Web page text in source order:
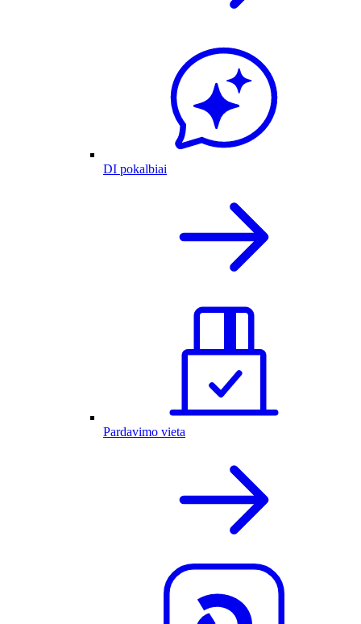
DI pokalbiai
Pardavimo vieta